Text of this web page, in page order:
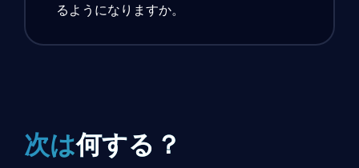
るようになりますか。
次は何する？